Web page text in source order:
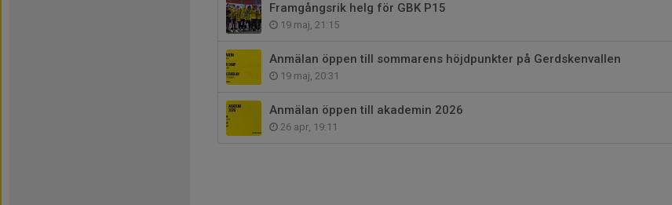
Framgångsrik helg för GBK P15
19 maj, 21:15
Anmälan öppen till sommarens höjdpunkter på Gerdskenvallen
19 maj, 20:31
Anmälan öppen till akademin 2026
26 apr, 19:11